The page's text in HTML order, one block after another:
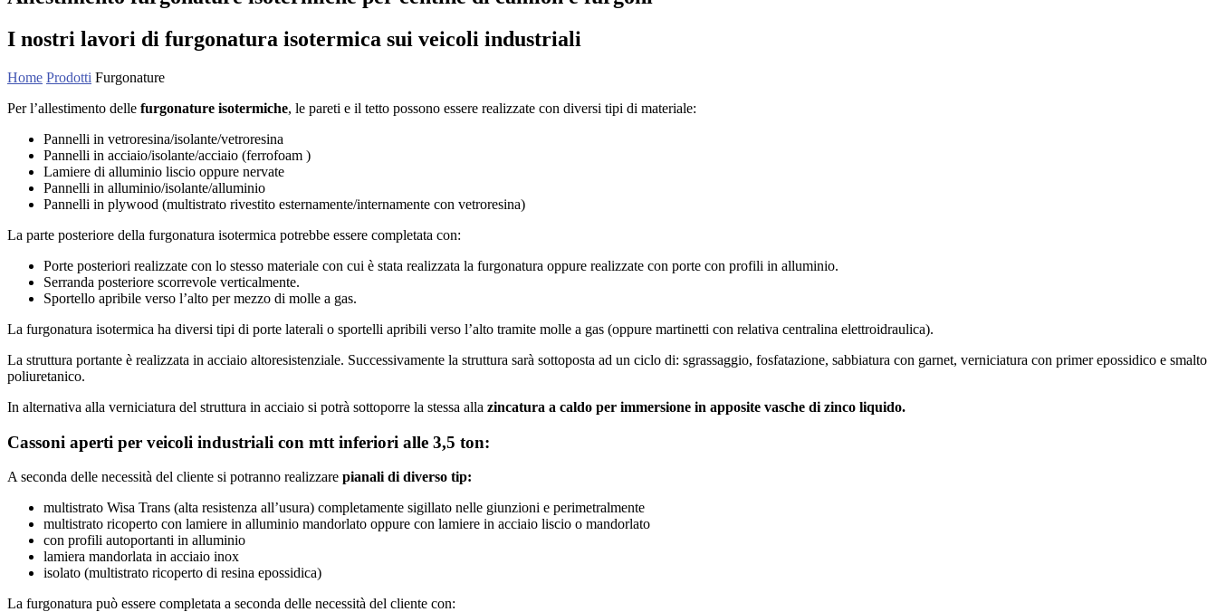
I nostri lavori di furgonatura isotermica sui veicoli industriali
Home Prodotti Furgonature
Per l’allestimento delle furgonature isotermiche, le pareti e il tetto possono essere realizzate con diversi tipi di materiale:
Pannelli in vetroresina/isolante/vetroresina
Pannelli in acciaio/isolante/acciaio (ferrofoam )
Lamiere di alluminio liscio oppure nervate
Pannelli in alluminio/isolante/alluminio
Pannelli in plywood (multistrato rivestito esternamente/internamente con vetroresina)
La parte posteriore della furgonatura isotermica potrebbe essere completata con:
Porte posteriori realizzate con lo stesso materiale con cui è stata realizzata la furgonatura oppure realizzate con porte con profili in alluminio.
Serranda posteriore scorrevole verticalmente.
Sportello apribile verso l’alto per mezzo di molle a gas.
La furgonatura isotermica ha diversi tipi di porte laterali o sportelli apribili verso l’alto tramite molle a gas (oppure martinetti con relativa centralina elettroidraulica).
La struttura portante è realizzata in acciaio altoresistenziale. Successivamente la struttura sarà sottoposta ad un ciclo di: sgrassaggio, fosfatazione, sabbiatura con garnet, verniciatura con primer epossidico e smalto
poliuretanico.
In alternativa alla verniciatura del struttura in acciaio si potrà sottoporre la stessa alla zincatura a caldo per immersione in apposite vasche di zinco liquido.
Cassoni aperti per veicoli industriali con mtt inferiori alle 3,5 ton:
A seconda delle necessità del cliente si potranno realizzare pianali di diverso tip:
multistrato Wisa Trans (alta resistenza all’usura) completamente sigillato nelle giunzioni e perimetralmente
multistrato ricoperto con lamiere in alluminio mandorlato oppure con lamiere in acciaio liscio o mandorlato
con profili autoportanti in alluminio
lamiera mandorlata in acciaio inox
isolato (multistrato ricoperto di resina epossidica)
La furgonatura può essere completata a seconda delle necessità del cliente con: